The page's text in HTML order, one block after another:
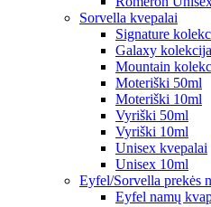
Sorvella kvepalai
Signature
Galaxy kolekcija
Mountain
Moteriški 50ml
Moteriški 10ml
Vyriški 50ml
Vyriški 10ml
Unisex kvepalai
Unisex 10ml
Eyfel/Sorvella prekės
Eyfel namų